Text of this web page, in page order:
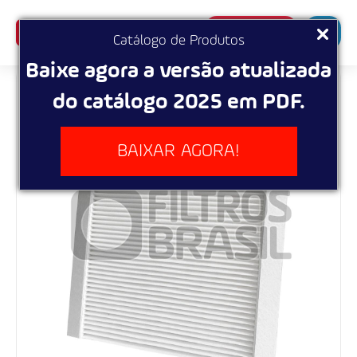
Catálogo de Produtos
Baixe agora a versão atualizada
do catálogo 2025 em PDF.
BAIXAR AGORA!
SUPERBUSCA